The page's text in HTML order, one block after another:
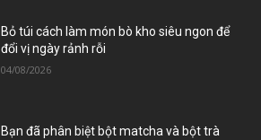
Bỏ túi cách làm món bò kho siêu ngon để
đổi vị ngày rảnh rỗi
04/08/2026
Bạn đã phân biệt bột matcha và bột trà